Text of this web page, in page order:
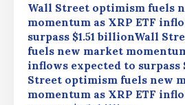
Wall Street optimism fuels
momentum as XRP ETF
surpass $1.51 billionWall
fuels new market
inflows expected to surpass
Street optimism fuels new
momentum as XRP ETF